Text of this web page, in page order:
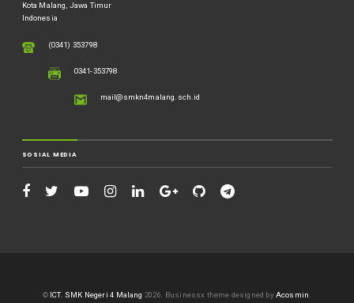
Kota Malang, Jawa Timur
Indonesia
(0341) 353798
0341-353798
mail@smkn4malang.sch.id
SOSIAL MEDIA
© ICT. SMK Negeri 4 Malang 2026. Businessx theme designed byAcosmin.